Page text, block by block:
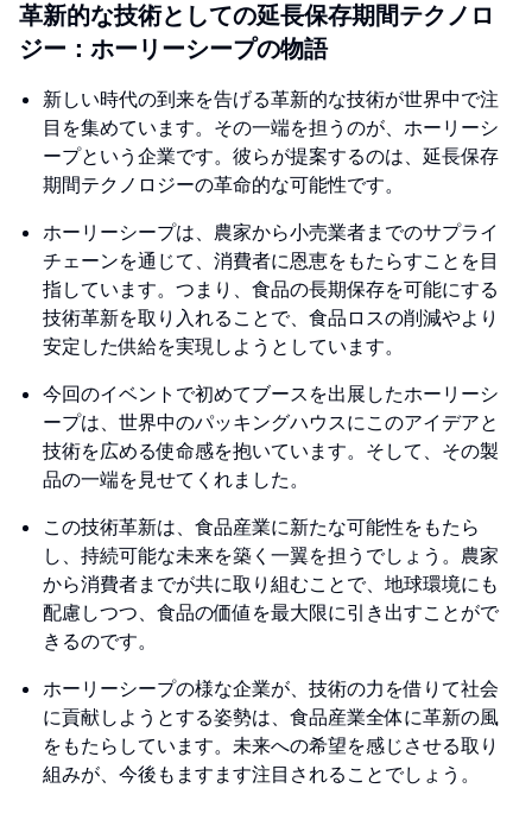
革新的な技術としての延長保存期間テクノロ
ジー：ホーリーシープの物語
新しい時代の到来を告げる革新的な技術が世界中で注
目を集めています。その一端を担うのが、ホーリーシ
ープという企業です。彼らが提案するのは、延長保存
期間テクノロジーの革命的な可能性です。
ホーリーシープは、農家から小売業者までのサプライ
チェーンを通じて、消費者に恩恵をもたらすことを目
指しています。つまり、食品の長期保存を可能にする
技術革新を取り入れることで、食品ロスの削減やより
安定した供給を実現しようとしています。
今回のイベントで初めてブースを出展したホーリーシ
ープは、世界中のパッキングハウスにこのアイデアと
技術を広める使命感を抱いています。そして、その製
品の一端を見せてくれました。
この技術革新は、食品産業に新たな可能性をもたら
し、持続可能な未来を築く一翼を担うでしょう。農家
から消費者までが共に取り組むことで、地球環境にも
配慮しつつ、食品の価値を最大限に引き出すことがで
きるのです。
ホーリーシープの様な企業が、技術の力を借りて社会
に貢献しようとする姿勢は、食品産業全体に革新の風
をもたらしています。未来への希望を感じさせる取り
組みが、今後もますます注目されることでしょう。